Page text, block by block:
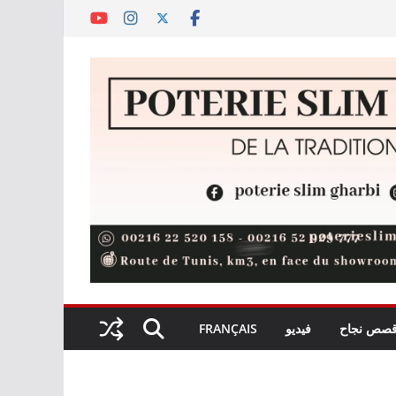
نجاح فيديو FRANÇAIS